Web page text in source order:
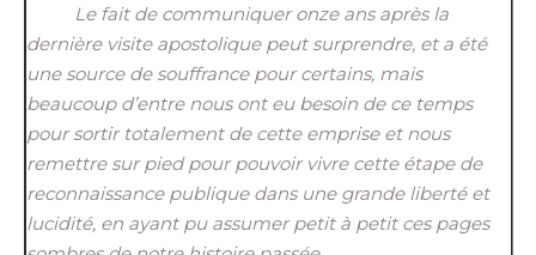
Le faitde communiqueronzeans après la
dernière visite apostolique peut surprendre, et a été
une source de souffrance pour certains, mais
beaucoup d’entre nous onteu besoin de ce temps
poursortir totalement de cette emprise et nous
remettre sur pied pour pouvoir vivre cette étape de
reconnaissance publique dans une grande liberté et
lucidité, en ayant pu assumer petit à petit ces pages